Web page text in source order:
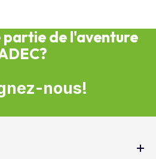
partie de l'aventure
nous!